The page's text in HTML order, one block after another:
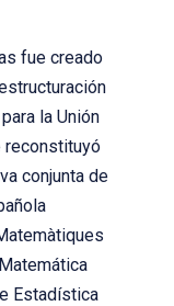
fue creado
la Unión
reconstituyó
conjunta de
Estadística